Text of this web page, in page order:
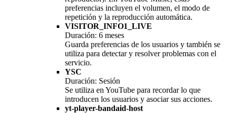
preferencias incluyen el volumen, el modo de
repetición y la reproducción automática.
VISITOR_INFO1_LIVE
Duración: 6 meses
Guarda preferencias de los usuarios y también se
utiliza para detectar y resolver problemas con el
servicio.
YSC
Duración: Sesión
Se utiliza en YouTube para recordar lo que
introducen los usuarios y asociar sus acciones.
yt-player-bandaid-host